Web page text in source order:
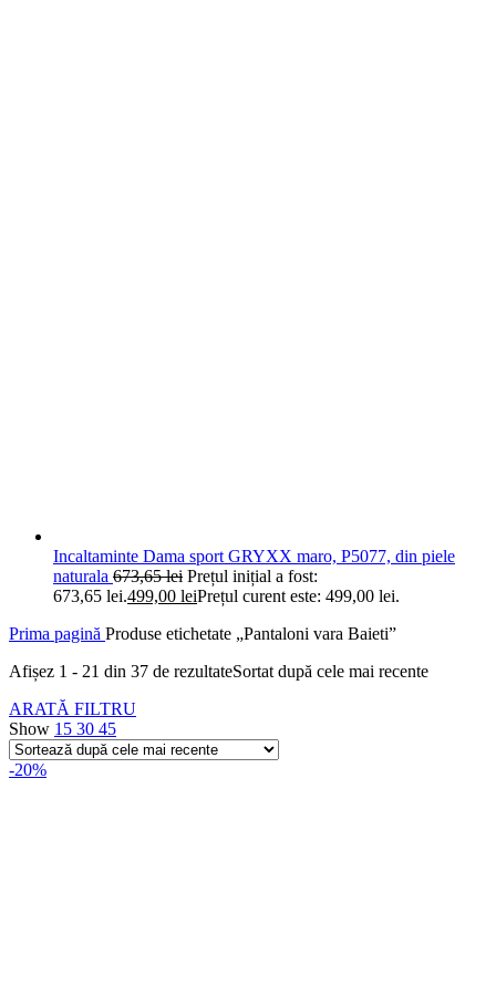
Incaltaminte Dama sport GRYXX maro, P5077, din piele
naturala 673,65lei Prețul inițial a fost:
673,65 lei.499,00 leiPrețul curent este: 499,00 lei.
Prima pagină Produse etichetate „Pantaloni vara Baieti”
Afișez 1 - 21 din 37 de rezultateSortat după cele mai recente
ARATĂ FILTRU
Show 15 30 45
-20%